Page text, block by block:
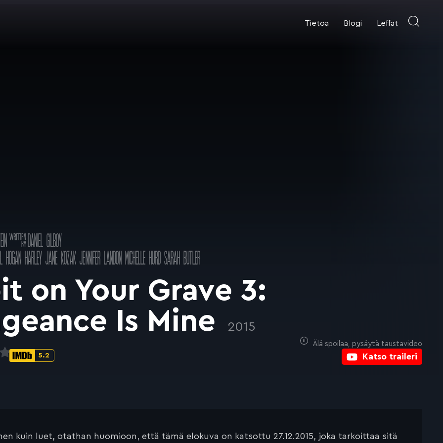
Tietoa Blogi Leffat
Katso traileri
Älä spoilaa, pysäytä taustavideo
Käsikirjoitus
aDANIEL GILBOY
HOGANHARLEY JANE KOZAKJENNIFER LANDONMICHELLE HURDSARAH BUTLER
on Your Grave 3:
Is Mine
2015
IMDb-
5.2
kuin luet, otathan huomioon, että tämä elokuva on katsottu 27.12.2015, joka tarkoittaa sitä